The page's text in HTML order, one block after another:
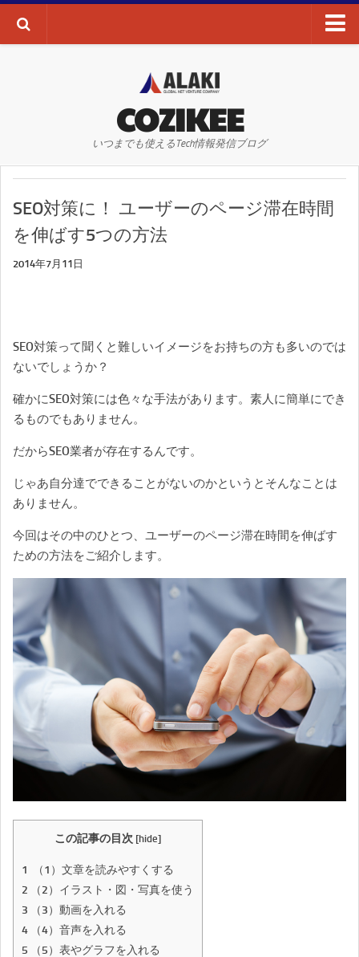
AI・ディープラーニング
WEBサイト
WEBマーケティング
SEO
SNS
COZIKEE
いつまでも使えるTech情報発信ブログ
SEO対策に！ ユーザーのページ滞在時間
を伸ばす5つの方法
2014年7月11日
SEO対策って聞くと難しいイメージをお持ちの方も多いのでは
ないでしょうか？
確かにSEO対策には色々な手法があります。素人に簡単にでき
るものでもありません。
だからSEO業者が存在するんです。
じゃあ自分達でできることがないのかというとそんなことは
ありません。
今回はその中のひとつ、ユーザーのページ滞在時間を伸ばす
ための方法をご紹介します。
この記事の目次 [hide]
1
（1）文章を読みやすくする
2 （2）イラスト・図・写真を使う
3 （3）動画を入れる
4 （4）音声を入れる
5 （5）表やグラフを入れる